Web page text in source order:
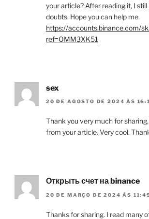
your article? After reading it, I
doubts. Hope you can help me.
https://accounts.binance.com/
ref=OMM3XK51
sex
20 DE AGOSTO DE 2024 ÀS
Thank you very much for
from your article. Very cool.
Открыть счет на binance
20 DE MARÇO DE 2024 ÀS
Thanks for sharing. I read many